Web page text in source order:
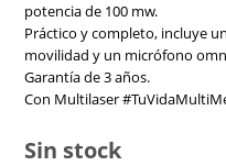
potencia de 100 mw.
Práctico y completo, incluye
movilidad y un micrófono
Garantía de 3 años.
Con Multilaser
Sin stock